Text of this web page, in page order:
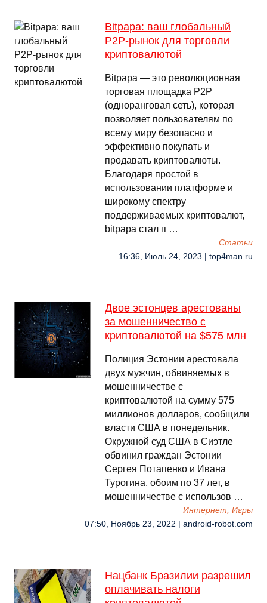
Bitpapa: ваш глобальный
P2P-рынок для торговли
криптовалютой
Bitpapa — это революционная
торговая площадка P2P
(одноранговая сеть), которая
позволяет пользователям по
всему миру безопасно и
эффективно покупать и
продавать криптовалюты.
Благодаря простой в
использовании платформе и
широкому спектру
поддерживаемых криптовалют,
bitpapa стал п …
Cтатьи
16:36, Июль 24, 2023 | top4man.ru
Двое эстонцев арестованы
за мошенничество с
криптовалютой на $575 млн
Полиция Эстонии арестовала
двух мужчин, обвиняемых в
мошенничестве с
криптовалютой на сумму 575
миллионов долларов, сообщили
власти США в понедельник.
Окружной суд США в Сиэтле
обвинил граждан Эстонии
Сергея Потапенко и Ивана
Турогина, обоим по 37 лет, в
мошенничестве с использов …
Интернет, Игры
07:50, Ноябрь 23, 2022 | android-robot.com
Нацбанк Бразилии разрешил
оплачивать налоги